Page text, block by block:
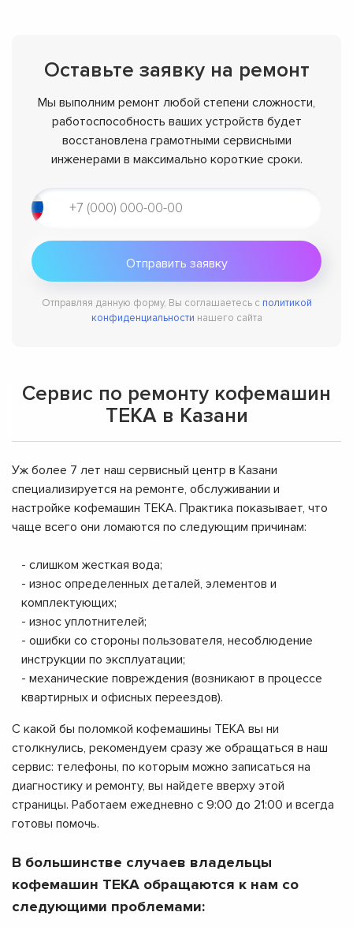
Оставьте заявку на ремонт
Мы выполним ремонт любой степени сложности,
работоспособность ваших устройств будет
восстановлена грамотными сервисными
инженерами в максимально короткие сроки.
Отправляя данную форму, Вы соглашаетесь с политикой
конфиденциальности нашего сайта
Сервис по ремонту кофемашин
TEKA в Казани
Уж более 7 лет наш сервисный центр в Казани
специализируется на ремонте, обслуживании и
настройке кофемашин TEKA. Практика показывает, что
чаще всего они ломаются по следующим причинам:
- слишком жесткая вода;
- износ определенных деталей, элементов и
комплектующих;
- износ уплотнителей;
- ошибки со стороны пользователя, несоблюдение
инструкции по эксплуатации;
- механические повреждения (возникают в процессе
квартирных и офисных переездов).
С какой бы поломкой кофемашины TEKA вы ни
столкнулись, рекомендуем сразу же обращаться в наш
сервис: телефоны, по которым можно записаться на
диагностику и ремонту, вы найдете вверху этой
страницы. Работаем ежедневно с 9:00 до 21:00 и всегда
готовы помочь.
В большинстве случаев владельцы
кофемашин TEKA обращаются к нам со
следующими проблемами: